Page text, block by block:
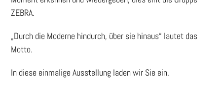
ZEBRA.
„Durch die Moderne hindurch, über sie hinaus“ lautet das
Motto.
In diese einmalige Ausstellung laden wir Sie ein.